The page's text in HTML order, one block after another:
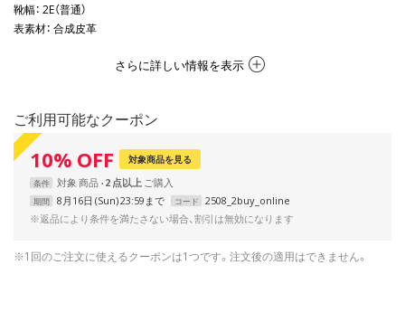
靴幅： 2E（普通）
表素材： 合成皮革
さらに詳しい情報を表示
ご利用可能なクーポン
10% OFF 対象商品を見る
条件 対象商品 2 点以上
期間 8月16日 (Sun) 23:59まで コード
2508_2buy_online
※返品により条件を満たさない場合、割引は無効になります
※1回のご注文に使えるクーポンは1つです。注文後の適用はできません。